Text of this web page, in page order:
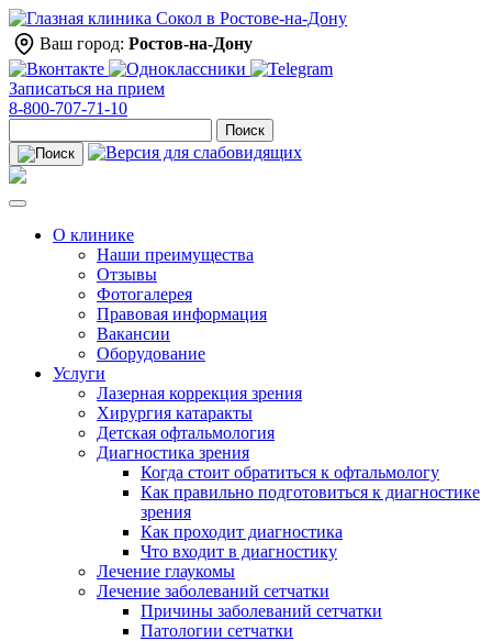
Ваш город: Ростов-на-Дону
Записаться на прием
8-800-707-71-10
Поиск
О клинике
Наши преимущества
Отзывы
Фотогалерея
Правовая информация
Вакансии
Оборудование
Услуги
Лазерная коррекция зрения
Хирургия катаракты
Детская офтальмология
Диагностика зрения
Когда стоит обратиться к офтальмологу
Как правильно подготовиться к диагностике
зрения
Как проходит диагностика
Что входит в диагностику
Лечение глаукомы
Лечение заболеваний сетчатки
Причины заболеваний сетчатки
Патологии сетчатки